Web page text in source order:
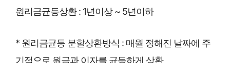
원리금균등상환 : 1년이상 ~ 5년이하
* 원리금균등 분할상환방식 : 매월 정해진 날짜에 주
기적으로 원금과 이자를 균등하게 상환